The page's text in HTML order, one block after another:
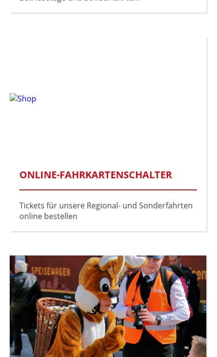
ONLINE-FAHRKARTENSCHALTER
Tickets für unsere Regional- und Sonderfahrten
online bestellen